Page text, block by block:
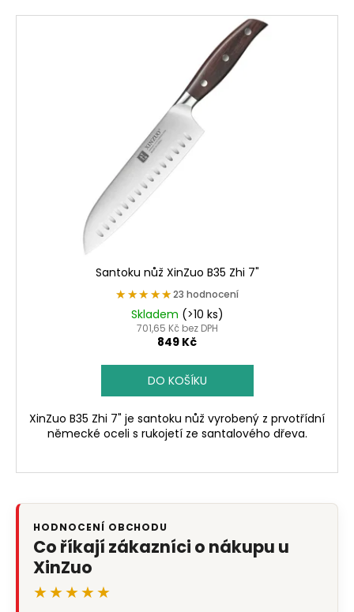
Santoku nůž XinZuo B35 Zhi 7"
★★★★★
★★★★★23 hodnocení
Skladem (>10 ks)
701,65 Kč bez DPH
849 Kč
DO KOŠÍKU
XinZuo B35 Zhi 7" je santoku nůž vyrobený z prvotřídní
německé oceli s rukojetí ze santalového dřeva.
HODNOCENÍ OBCHODU
Co říkají zákazníci o nákupu u
XinZuo
★★★★★